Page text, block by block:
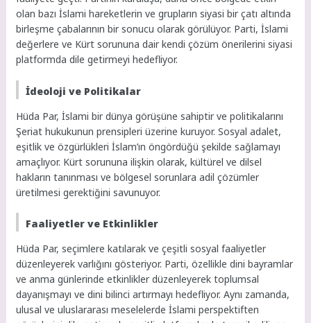
olan bazı İslami hareketlerin ve grupların siyasi bir çatı altında
birleşme çabalarının bir sonucu olarak görülüyor. Parti, İslami
değerlere ve Kürt sorununa dair kendi çözüm önerilerini siyasi
platformda dile getirmeyi hedefliyor.
İdeoloji ve Politikalar
Hüda Par, İslami bir dünya görüşüne sahiptir ve politikalarını
Şeriat hukukunun prensipleri üzerine kuruyor. Sosyal adalet,
eşitlik ve özgürlükleri İslam’ın öngördüğü şekilde sağlamayı
amaçlıyor. Kürt sorununa ilişkin olarak, kültürel ve dilsel
hakların tanınması ve bölgesel sorunlara adil çözümler
üretilmesi gerektiğini savunuyor.
Faaliyetler ve Etkinlikler
Hüda Par, seçimlere katılarak ve çeşitli sosyal faaliyetler
düzenleyerek varlığını gösteriyor. Parti, özellikle dini bayramlar
ve anma günlerinde etkinlikler düzenleyerek toplumsal
dayanışmayı ve dini bilinci artırmayı hedefliyor. Aynı zamanda,
ulusal ve uluslararası meselelerde İslami perspektiften